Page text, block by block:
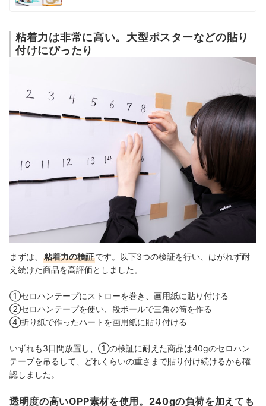
粘着力は非常に高い。大型ポスターなどの貼り
付けにぴったり
まずは、 粘着力の検証です。以下3つの検証を行い、はがれず耐
え続けた商品を高評価としました。
①セロハンテープにストローを巻き、画用紙に貼り付ける
②セロハンテープを使い、段ボールで三角の筒を作る
④折り紙で作ったハートを画用紙に貼り付ける
いずれも3日間放置し、①の検証に耐えた商品は40gのセロハン
テープを吊るして、どれくらいの重さまで貼り付け続けるかも確
認しました。
透明度の高いOPP素材を使用。240gの負荷を加えても